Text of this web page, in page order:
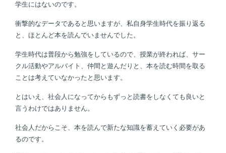
学生にはないのです。
衝撃的なデータであると思いますが、私自身学生時代を振り返る
と、ほとんど本を読んでいませんでした。
学生時代は普段から勉強をしているので、授業が終われば、サー
クル活動やアルバイト、仲間と遊んだりと、本を読む時間を取る
ことは考えていなかったと思います。
とはいえ、社会人になってからもずっと読書をしなくても良いと
言うわけではありません。
社会人だからこそ、本を読んで新たな知識を蓄えていく必要があ
るのです。